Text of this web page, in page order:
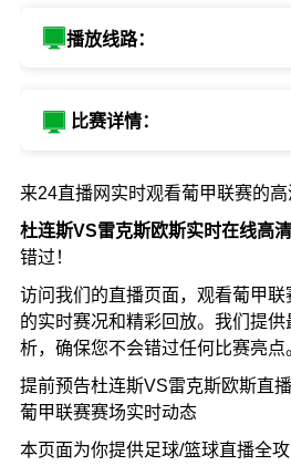
播放线路：
比赛详情：
来24直播网实时观看葡甲联赛的高
杜连斯VS雷克斯欧斯实时在线高
错过！
访问我们的直播页面，观看葡甲
的实时赛况和精彩回放。我们提
析，确保您不会错过任何比赛亮点
提前预告杜连斯VS雷克斯欧斯直
葡甲联赛赛场实时动态
本页面为你提供足球/篮球直播全